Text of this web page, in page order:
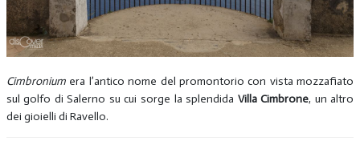
Cimbroniumera l’antico nome del promontorio con vista mozzafiato
sul golfo di Salerno su cui sorge la splendida Villa Cimbrone, un altro
dei gioielli di Ravello.